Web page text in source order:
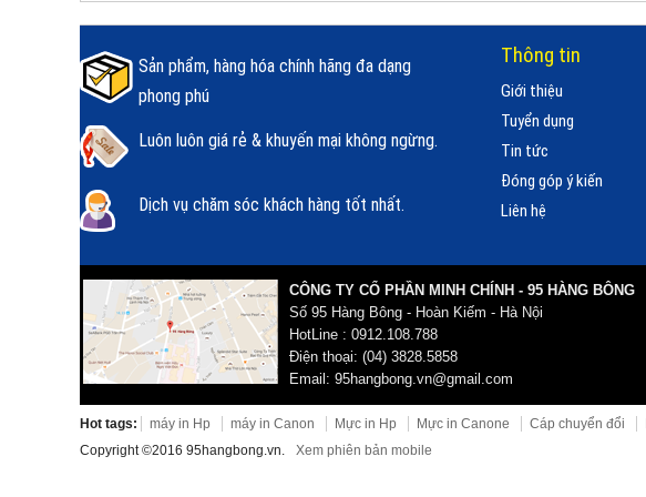
Sản phẩm, hàng hóa chính hãng đa dạng
phong phú
Luôn luôn giá rẻ & khuyến mại không ngừng.
Dịch vụ chăm sóc khách hàng tốt nhất.
Thông tin
Giới thiệu
Tuyển dụng
Tin tức
Đóng góp ý kiến
Liên hệ
CÔNG TY CỔ PHẦN MINH CHÍNH - 95 HÀNG BÔNG
Số 95 Hàng Bông - Hoàn Kiếm - Hà Nội
HotLine : 0912.108.788
Điện thoại: (04) 3828.5858
Email: 95hangbong.vn@gmail.com
Hot tags: máy in Hp máy in Canon Mực in Hp Mực in Canone Cáp chuyển đổi
Copyright ©2016 95hangbong.vn.
Xem phiên bản mobile